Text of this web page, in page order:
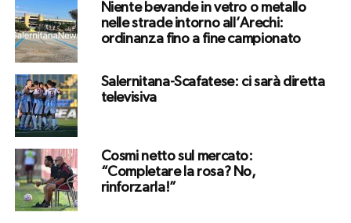
Niente bevande in vetro o metallo
nelle strade intorno all’Arechi:
ordinanza fino a fine campionato
Salernitana-Scafatese: ci sarà diretta
televisiva
Cosmi netto sul mercato:
“Completare la rosa? No,
rinforzarla!”